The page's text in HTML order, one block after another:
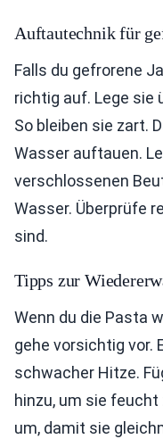
Auftautechnik für
Falls du gefrorene
richtig auf. Lege sie
So bleiben sie zart.
Wasser auftauen.
verschlossenen
Wasser. Überprüfe
sind.
Tipps zur
Wenn du die Pasta
gehe vorsichtig vor.
schwacher Hitze.
hinzu, um sie
um, damit sie